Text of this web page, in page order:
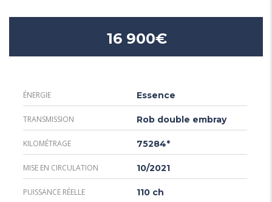
16 900€
ÉNERGIE Essence
TRANSMISSION Rob double embray
KILOMÉTRAGE 75284*
MISE EN CIRCULATION 10/2021
PUISSANCE RÉELLE 110 ch